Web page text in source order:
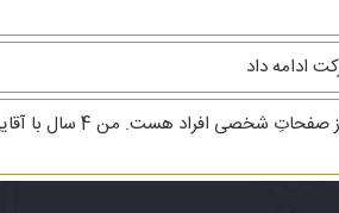
ادامه داد
با سلام. وقت بخیر.